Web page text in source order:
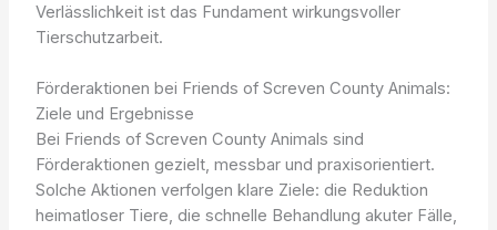
Verlässlichkeit ist das Fundament wirkungsvoller
Tierschutzarbeit.
Förderaktionen bei Friends of Screven County Animals:
Ziele und Ergebnisse
Bei Friends of Screven County Animals sind
Förderaktionen gezielt, messbar und praxisorientiert.
Solche Aktionen verfolgen klare Ziele: die Reduktion
heimatloser Tiere, die schnelle Behandlung akuter Fälle,